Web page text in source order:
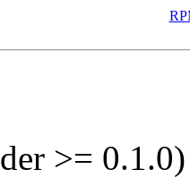
>= 0.1.0)